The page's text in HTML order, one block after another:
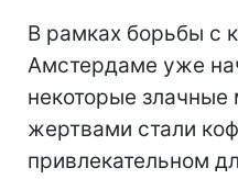
В рамках борьбы с
Амстердаме уже
некоторые
жертвами стали
привлекательном